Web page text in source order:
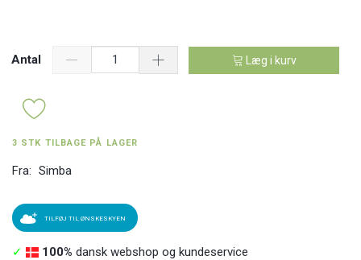
Antal Læg i kurv
3 STK TILBAGE PÅ LAGER
Fra: Simba
TILFØJ TIL ØNSKESKYEN
✓ 100% dansk webshop og kundeservice